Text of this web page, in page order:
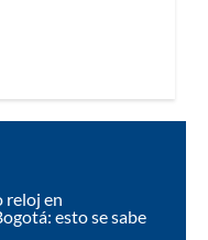
reloj en
esto se sabe